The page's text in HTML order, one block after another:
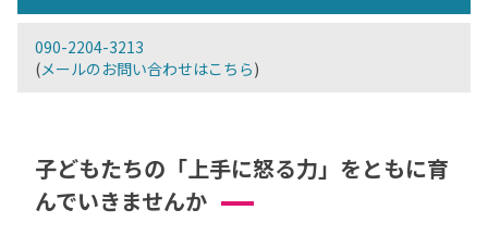
090-2204-3213
(メールのお問い合わせはこちら)
子どもたちの「上手に怒る力」をともに育
んでいきませんか